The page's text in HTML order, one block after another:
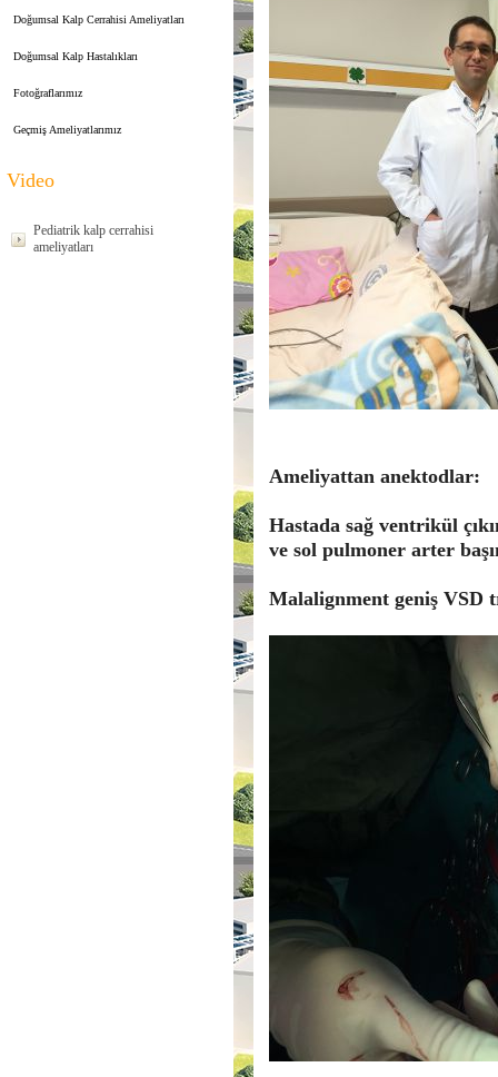
Doğumsal Kalp Cerrahisi Ameliyatları
Doğumsal Kalp Hastalıkları
Fotoğraflarımız
Geçmiş Ameliyatlarımız
Video
Pediatrik kalp cerrahisi
ameliyatları
Ameliyattan anektodlar:
Hastada sağ ventrikül
ve sol pulmoner arter
Malalignment geniş VSD